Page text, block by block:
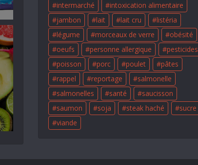
intermarché
intoxication alimentaire
jambon
lait lait cru
listéria
légume
morceaux de verre
obésité
oeufs
personne allergique
pesticides
poisson
porc poulet
pâtes
rappel
reportage
salmonelle
salmonelles
santé
saucisson
saumon
soja steak haché
sucre
viande